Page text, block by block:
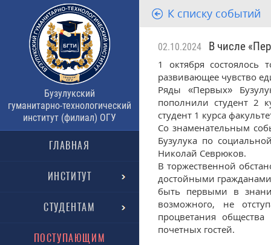
Бузулукский
гуманитарно-технологический
институт (филиал) ОГУ
ГЛАВНАЯ
ИНСТИТУТ
СТУДЕНТАМ
ПОСТУПАЮЩИМ
К списку событий
02.10.2024 В числе
1 октября состоялось
развивающее чувство
Ряды «Первых»
пополнили студент 2
студент 1 курса
Со знаменательным
Бузулука по
Николай Севрюков.
В торжественной
достойными
быть первыми в
возможного, не
процветания
почетных гостей.